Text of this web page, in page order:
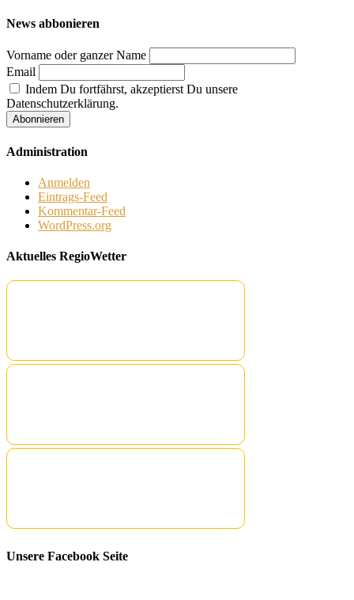
News abbonieren
Vorname oder ganzer Name
Email
Indem Du fortfährst, akzeptierst Du unsere
Datenschutzerklärung.
Administration
Anmelden
Eintrags-Feed
Kommentar-Feed
WordPress.org
Aktuelles RegioWetter
Unsere Facebook Seite